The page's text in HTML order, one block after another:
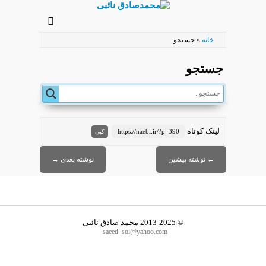
محتوای
خانه »جستجو
جستجو
لینک کوتاه https://naebi.ir/?p=390 کپی
← نوشته پیشین نوشته بعدی →
© 2013-2025 محمد صادق نائبی
saeed_sol@yahoo.com